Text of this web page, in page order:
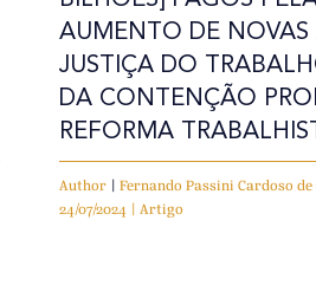
AUMENTO DE NOVAS
JUSTIÇA DO
DA CONTENÇÃO
REFORMA
Author | Fernando Passini Cardoso de
24/07/2024 | Artigo